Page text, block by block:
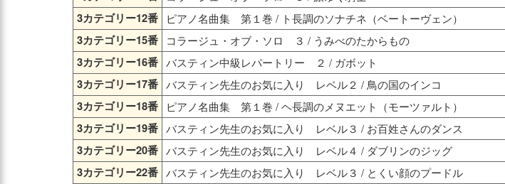
3カテゴリー12番
ピアノ名曲集 第１巻 / ト長調のソナチネ（ベートーヴェン）
3カテゴリー15番
コラージュ・オブ・ソロ ３ / うみべのたからもの
3カテゴリー16番 バスティン中級レパートリー ２ / ガボット
3カテゴリー17番 バスティン先生のお気に入り レベル２ / 鳥の国のインコ
3カテゴリー18番
ピアノ名曲集 第１巻 / ヘ長調のメヌエット（モーツァルト）
3カテゴリー19番 バスティン先生のお気に入り レベル３ / お百姓さんのダンス
3カテゴリー20番 バスティン先生のお気に入り レベル４ / ダブリンのジッグ
3カテゴリー22番 バスティン先生のお気に入り レベル３ / とくい顔のプードル